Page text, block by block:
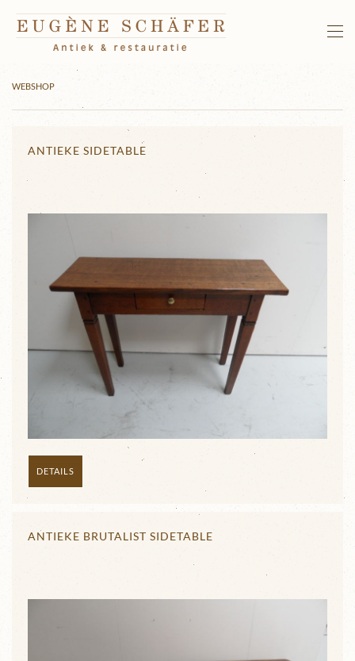
Terug naar hoofdinhoud
WEBSHOP
ANTIEKE SIDETABLE
DETAILS
ANTIEKE BRUTALIST SIDETABLE